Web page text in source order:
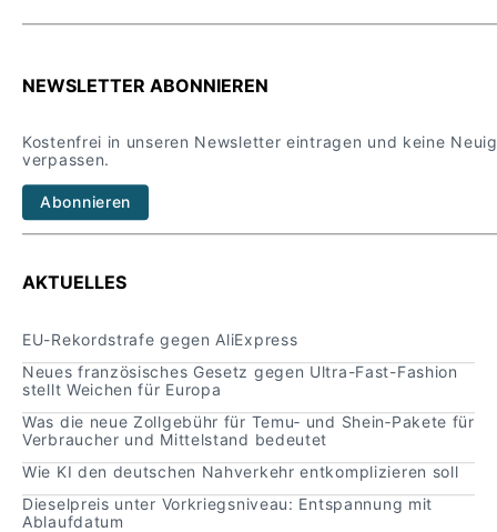
NEWSLETTER ABONNIEREN
Kostenfrei in unseren Newsletter eintragen und keine
verpassen.
Abonnieren
AKTUELLES
EU-Rekordstrafe gegen AliExpress
Neues französisches Gesetz gegen Ultra-Fast-Fashion
stellt Weichen für Europa
Was die neue Zollgebühr für Temu‑ und Shein‑Pakete für
Verbraucher und Mittelstand bedeutet
Wie KI den deutschen Nahverkehr entkomplizieren soll
Dieselpreis unter Vorkriegsniveau: Entspannung mit
Ablaufdatum